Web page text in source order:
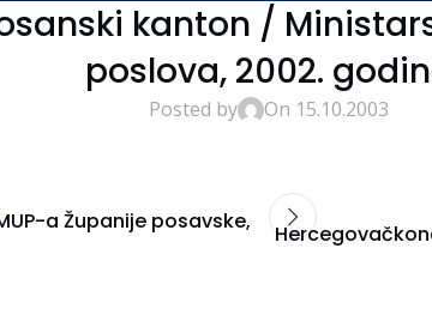
kanton /
poslova, 2002.
Posted by On 15.10.2003
a Županije posavske,